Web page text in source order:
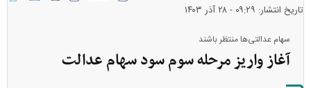
تاریخ انتشار: ۰۹:۲۹ - ۲۸ آذر ۱۴۰۳
سهام عدالتی‌ها منتظر باشند
آغاز واریز مرحله سوم سود سهام عدالت